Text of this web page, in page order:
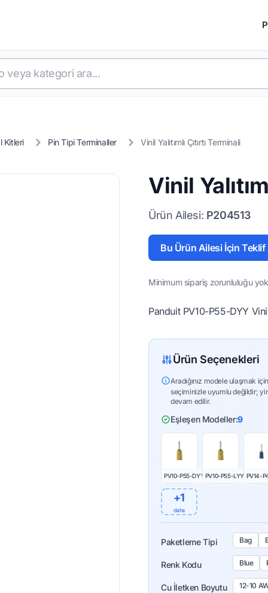
Kitleri Pin Tipi Terminaller Vinil Yalıtımlı Çıtırtı Terminali
Vinil
Ürün Ailesi: P204513
Bu Ürün Ailesi İçin Teklif
Minimum sipariş zorunluluğu
Panduit PV10-P55-DYY
Ürün Seçenekleri
Aradığınız modele ulaşmak
seçiminizle uyumlu değildir;
devam edilir.
Eşleşen Modeller:9
PV10-P55-DYY PV10-P55-LYY PV14-
+1
daha
Paketleme Tipi Bag
Renk Kodu Blue
Cu İletken Boyutu 12-10